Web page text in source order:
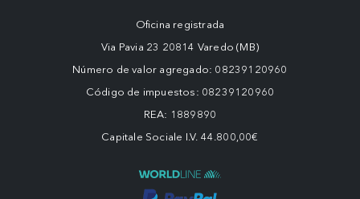
Oficina registrada
Via Pavia 23 20814 Varedo (MB)
Número de valor agregado: 08239120960
Código de impuestos: 08239120960
REA: 1889890
Capitale Sociale I.V. 44.800,00€